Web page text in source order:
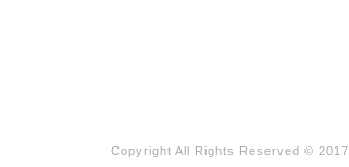
Copyright All Rights Reserved © 2017